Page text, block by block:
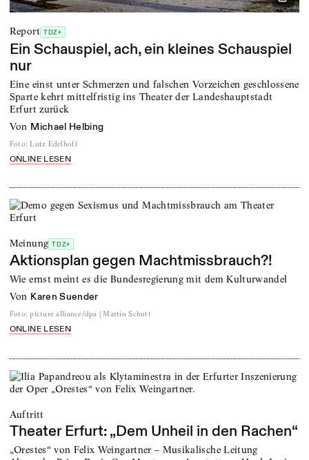
Report TDZ+
Ein Schauspiel, ach, ein kleines Schauspiel
nur
Eine einst unter Schmerzen und falschen Vorzeichen geschlossene
Sparte kehrt mittelfristig ins Theater der Landeshauptstadt
Erfurt zurück
von Michael Helbing
Foto: Lutz Edelhoff
ONLINE LESEN
Meinung TDZ+
Aktionsplan gegen Machtmissbrauch?!
Wie ernst meint es die Bundesregierung mit dem Kulturwandel
von Karen Suender
Foto: picture alliance/dpa | Martin Schutt
ONLINE LESEN
Auftritt
Theater Erfurt: „Dem Unheil in den Rachen“
„Orestes“ von Felix Weingartner – Musikalische Leitung